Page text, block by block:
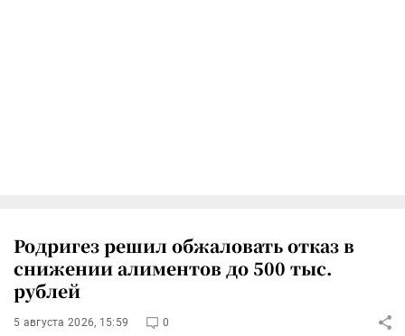
Родригез решил обжаловать отказ в
снижении алиментов до 500 тыс.
рублей
5 августа 2026, 15:59 0